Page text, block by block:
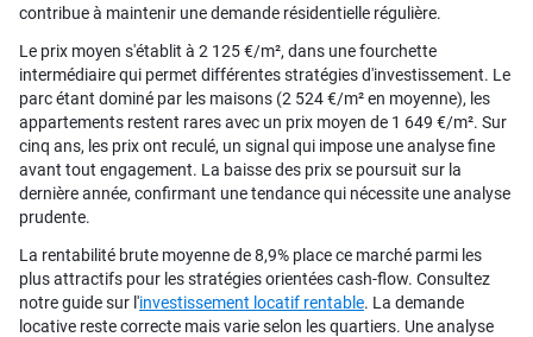
contribue à maintenir une demande résidentielle régulière.
Le prix moyen s'établit à 2 125 €/m², dans une fourchette
intermédiaire qui permet différentes stratégies d'investissement. Le
parc étant dominé par les maisons (2 524 €/m² en moyenne), les
appartements restent rares avec un prix moyen de 1 649 €/m². Sur
cinq ans, les prix ont reculé, un signal qui impose une analyse fine
avant tout engagement. La baisse des prix se poursuit sur la
dernière année, confirmant une tendance qui nécessite une analyse
prudente.
La rentabilité brute moyenne de 8,9% place ce marché parmi les
plus attractifs pour les stratégies orientées cash-flow. Consultez
notre guide sur l'investissement locatif rentable. La demande
locative reste correcte mais varie selon les quartiers. Une analyse